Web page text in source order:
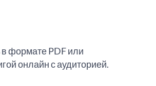
формате PDF или
онлайн с аудиторией.